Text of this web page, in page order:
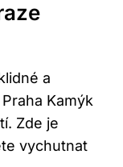
a
Kamýk
Zde je
vychutnat